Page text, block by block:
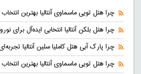
چرا هتل تویی ماسماوی آنتالیا بهترین
چرا هتل بلکن آنتالیا انتخابی ایده‌آل برای
چرا پارک آبی هتل کاملیا سلین آنتالیا
چرا هتل تویی ماسماوی آنتالیا بهترین